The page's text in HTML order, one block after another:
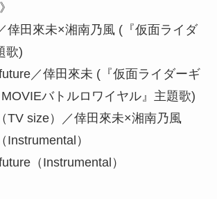
倖田來未×湘南乃風 (『仮面ライダ
歌)
／倖田來未 (『仮面ライダーギ
バトルロワイヤル』主題歌)
TV size）／倖田來未×湘南乃風
Instrumental）
（Instrumental）